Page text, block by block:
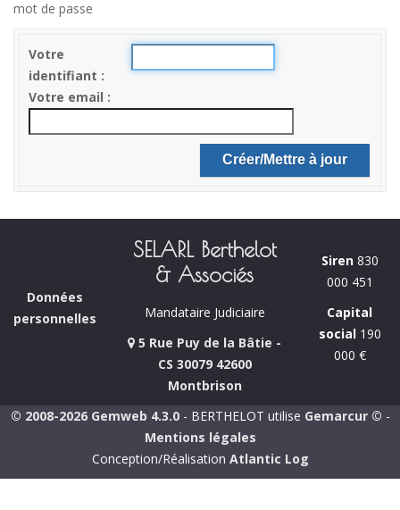
mot de passe
Votre
identifiant
Votre email
Données
personnelles
SELARL Berthelot
& Associés
Mandataire Judiciaire
5 Rue Puy de la Bâtie -
CS 30079 42600
Montbrison
Siren830
000 451
Capital
social190
000 €
© 2008-2026 Gemweb 4.3.0- BERTHELOT utilise Gemarcur © -
Mentions légales
Conception/Réalisation Atlantic Log